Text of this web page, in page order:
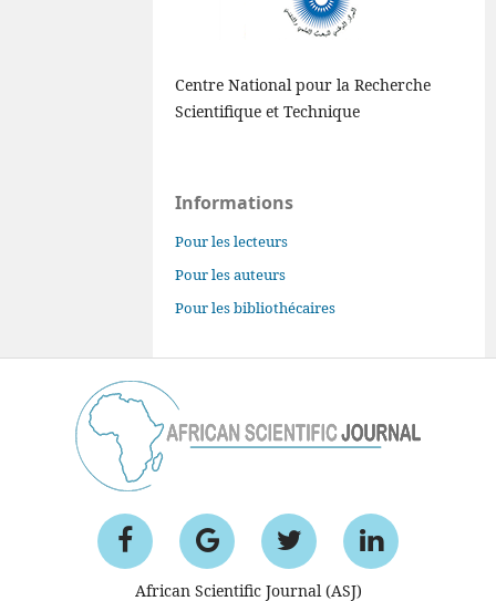
Centre National pour la Recherche
Scientifique et Technique
Informations
Pour les lecteurs
Pour les auteurs
Pour les bibliothécaires
African Scientific Journal (ASJ)